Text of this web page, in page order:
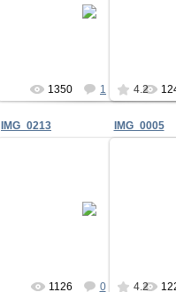
1350 1 4.2
IMG_0213
1126 0 4.2
IMG_0005